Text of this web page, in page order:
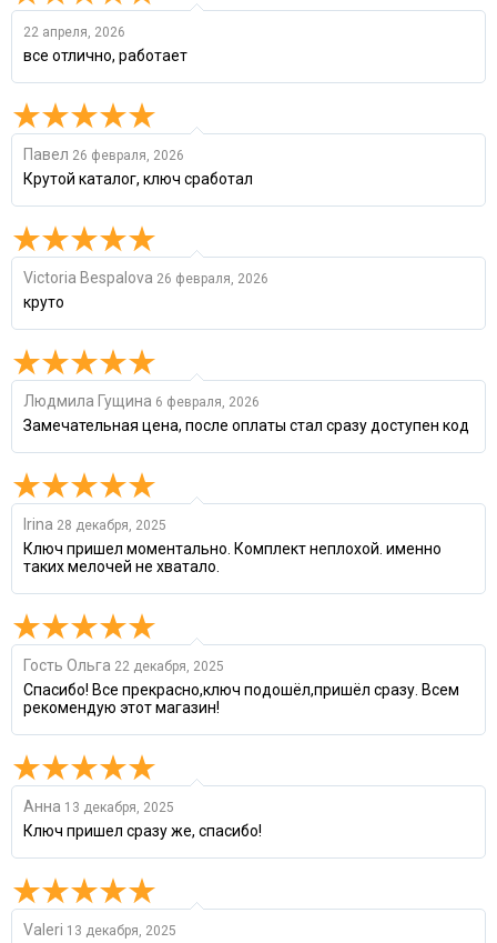
22 апреля, 2026
все отлично, работает
Павел 26 февраля, 2026
Крутой каталог, ключ сработал
Victoria Bespalova 26 февраля, 2026
круто
Людмила Гущина 6 февраля, 2026
Замечательная цена, после оплаты стал сразу доступен код
Irina 28 декабря, 2025
Ключ пришел моментально. Комплект неплохой. именно
таких мелочей не хватало.
Гость Ольга 22 декабря, 2025
Спасибо! Все прекрасно,ключ подошёл,пришёл сразу. Всем
рекомендую этот магазин!
Анна 13 декабря, 2025
Ключ пришел сразу же, спасибо!
Valeri 13 декабря, 2025